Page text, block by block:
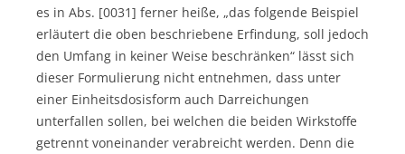
es in Abs. [0031] ferner heiße, „das folgende Beispiel
erläutert die oben beschriebene Erfindung, soll jedoch
den Umfang in keiner Weise beschränken“ lässt sich
dieser Formulierung nicht entnehmen, dass unter
einer Einheitsdosisform auch Darreichungen
unterfallen sollen, bei welchen die beiden Wirkstoffe
getrennt voneinander verabreicht werden. Denn die